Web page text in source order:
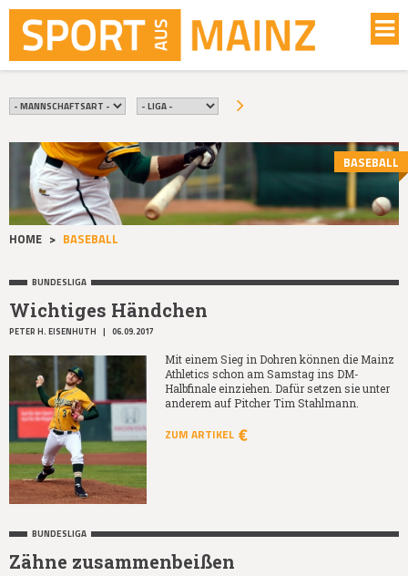
BASEBALL
HOME > BASEBALL
BUNDESLIGA
Wichtiges Händchen
PETER H. EISENHUTH | 06.09.2017
Mit einem Sieg in Dohren können die Mainz
Athletics schon am Samstag ins DM-
Halbfinale einziehen. Dafür setzen sie unter
anderem auf Pitcher Tim Stahlmann.
ZUM ARTIKEL
BUNDESLIGA
Zähne zusammenbeißen